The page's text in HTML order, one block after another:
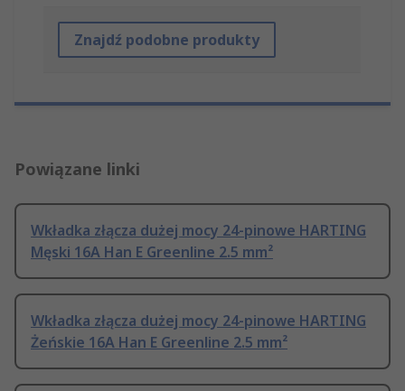
Znajdź podobne produkty
Powiązane linki
Wkładka złącza dużej mocy 24-pinowe HARTING
Męski 16A Han E Greenline 2.5 mm²
Wkładka złącza dużej mocy 24-pinowe HARTING
Żeńskie 16A Han E Greenline 2.5 mm²